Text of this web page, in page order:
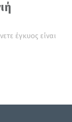
έγκυος είναι